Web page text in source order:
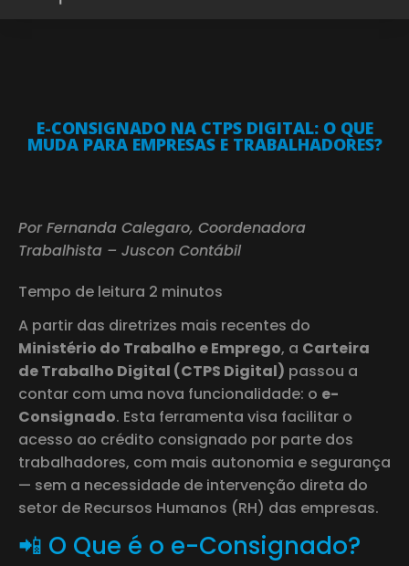
E-CONSIGNADO NA CTPS DIGITAL: O QUE
MUDA PARA EMPRESAS E TRABALHADORES?
Por Fernanda Calegaro, Coordenadora
Trabalhista – Juscon Contábil
Tempo de leitura 2 minutos
A partir das diretrizes mais recentes do
Ministério do Trabalho e Emprego, a Carteira
de Trabalho Digital (CTPS Digital) passou a
contar com uma nova funcionalidade: o e-
Consignado. Esta ferramenta visa facilitar o
acesso ao crédito consignado por parte dos
trabalhadores, com mais autonomia e segurança
— sem a necessidade de intervenção direta do
setor de Recursos Humanos (RH) das empresas.
📲 O Que é o e-Consignado?